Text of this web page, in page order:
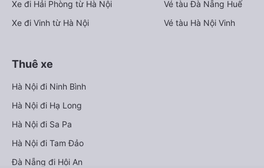
Xe đi Hải Phòng từ Hà Nội
Xe đi Vinh từ Hà Nội
Vé tàu Đà Nẵng Huế
Vé tàu Hà Nội Vinh
Thuê xe
Hà Nội đi Ninh Bình
Hà Nội đi Hạ Long
Hà Nội đi Sa Pa
Hà Nội đi Tam Đảo
Đà Nẵng đi Hội An